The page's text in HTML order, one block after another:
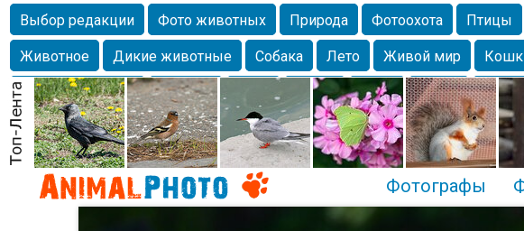
Выбор редакции Фото животных Природа Фотоохота Птицы
Животное
Дикие животные Собака Лето Живой мир
Млекопитающие
Красота Озеро Глаза Крым Весна
любимцы
Волгоград Лебедь Город Бабочка Чайка Лес
Спаниель
Фотографы